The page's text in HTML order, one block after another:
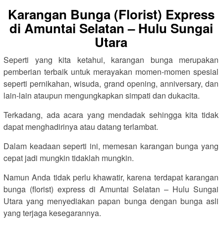
Karangan Bunga (Florist) Express
di Amuntai Selatan – Hulu Sungai
Utara
Seperti yang kita ketahui, karangan bunga merupakan
pemberian terbaik untuk merayakan momen-momen spesial
seperti pernikahan, wisuda, grand opening, anniversary, dan
lain-lain ataupun mengungkapkan simpati dan dukacita.
Terkadang, ada acara yang mendadak sehingga kita tidak
dapat menghadirinya atau datang terlambat.
Dalam keadaan seperti ini, memesan karangan bunga yang
cepat jadi mungkin tidaklah mungkin.
Namun Anda tidak perlu khawatir, karena terdapat karangan
bunga (florist) express di Amuntai Selatan – Hulu Sungai
Utara yang menyediakan papan bunga dengan bunga asli
yang terjaga kesegarannya.